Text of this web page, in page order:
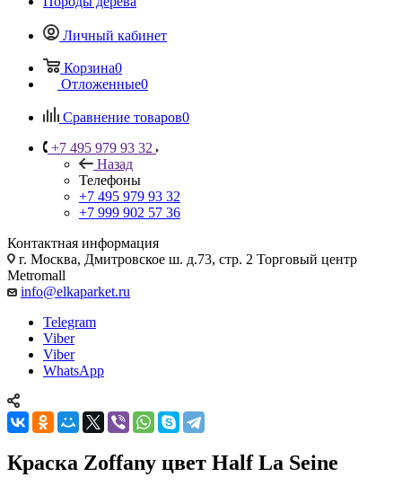
Личный кабинет
Корзина0
Отложенные0
Сравнение товаров0
+7 495 979 93 32
Назад
Телефоны
+7 495 979 93 32
+7 999 902 57 36
Контактная информация
г. Москва, Дмитровское ш. д.73, стр. 2 Торговый центр
Metromall
info@elkaparket.ru
Telegram
Viber
Viber
WhatsApp
Краска Zoffany цвет Half La Seine